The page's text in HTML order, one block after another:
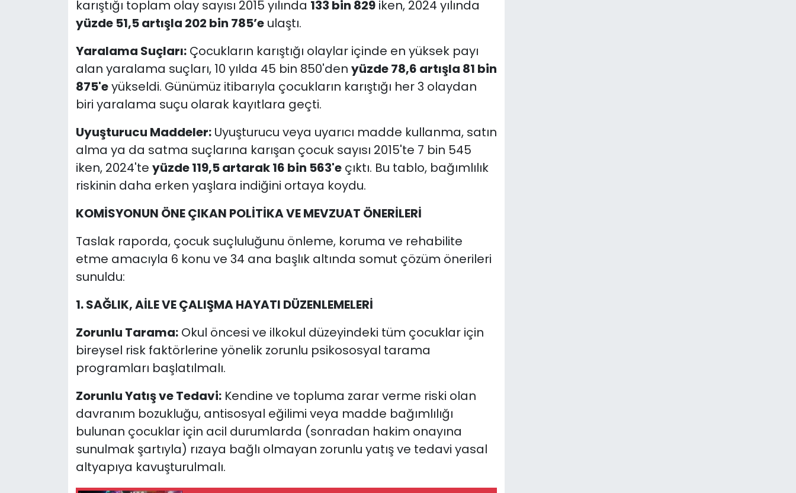
karıştığı toplam olay sayısı 2015 yılında 133 bin 829iken, 2024 yılında
yüzde 51,5 artışla 202 bin 785’eulaştı.
Yaralama Suçları:Çocukların karıştığı olaylar içinde en yüksek payı
alan yaralama suçları, 10 yılda 45 bin 850'den yüzde 78,6 artışla 81 bin
875'eyükseldi. Günümüz itibarıyla çocukların karıştığı her 3 olaydan
biri yaralama suçu olarak kayıtlara geçti.
Uyuşturucu Maddeler:Uyuşturucu veya uyarıcı madde kullanma, satın
alma ya da satma suçlarına karışan çocuk sayısı 2015'te 7 bin 545
iken, 2024'te yüzde 119,5 artarak 16 bin 563'eçıktı. Bu tablo, bağımlılık
riskinin daha erken yaşlara indiğini ortaya koydu.
KOMİSYONUN ÖNE ÇIKAN POLİTİKA VE MEVZUAT ÖNERİLERİ
Taslak raporda, çocuk suçluluğunu önleme, koruma ve rehabilite
etme amacıyla 6 konu ve 34 ana başlık altında somut çözüm önerileri
sunuldu:
1. SAĞLIK, AİLE VE ÇALIŞMA HAYATI DÜZENLEMELERİ
Zorunlu Tarama:Okul öncesi ve ilkokul düzeyindeki tüm çocuklar için
bireysel risk faktörlerine yönelik zorunlu psikososyal tarama
programları başlatılmalı.
Zorunlu Yatış ve Tedavi:Kendine ve topluma zarar verme riski olan
davranım bozukluğu, antisosyal eğilimi veya madde bağımlılığı
bulunan çocuklar için acil durumlarda (sonradan hakim onayına
sunulmak şartıyla) rızaya bağlı olmayan zorunlu yatış ve tedavi yasal
altyapıya kavuşturulmalı.